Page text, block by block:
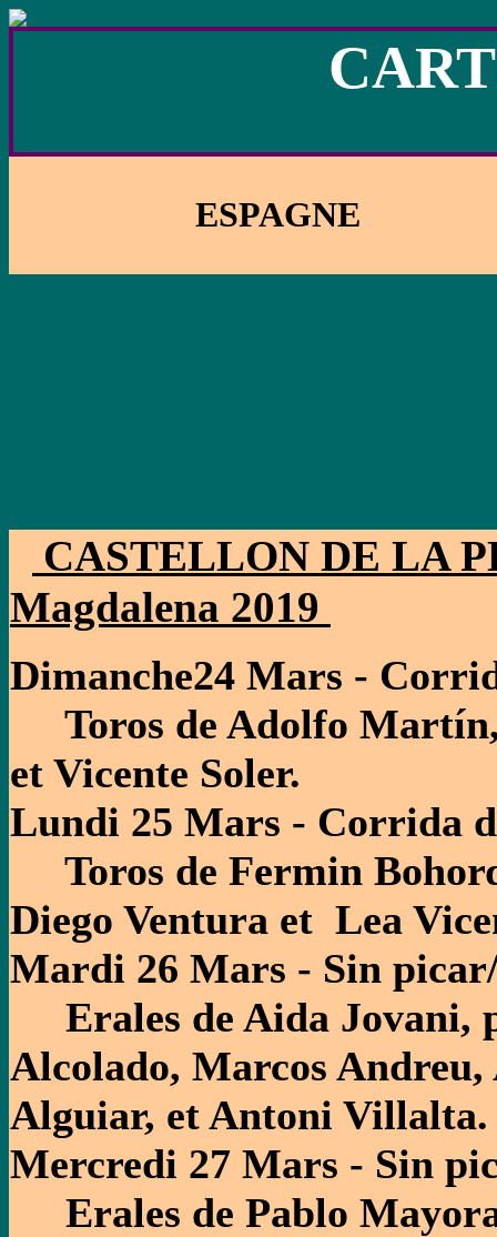
ESPAGNE
CASTELLON DE LA
Magdalena 2019
Dimanche24 Mars -
Toros de Adolfo Martín,
et Vicente Soler.
Lundi 25 Mars - Corrida
Toros de Fermin
Diego Ventura et Lea
Mardi 26 Mars - Sin
Erales de Aida Jovani,
Alcolado, Marcos
Alguiar, et Antoni Villalta.
Mercredi 27 Mars - Sin
Erales de Pablo